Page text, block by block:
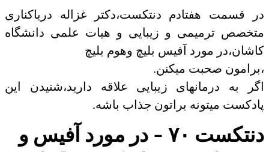
در قسمت هفتادم دنتکست،دکتر غزاله دریاکناری
متخصص ترمیمی و زیبایی و هیات علمی دانشگاه
کاشان،در مورد آفیس بلیچ و‌هوم بلیچ
،برامون صحبت میکنن.
اگر به درمانهای زیبایی علاقه دارید،شنیدن این
پادکست میتونه براتون جذاب باشه.​
دنتکست ۷۰ – در مورد آفیس و